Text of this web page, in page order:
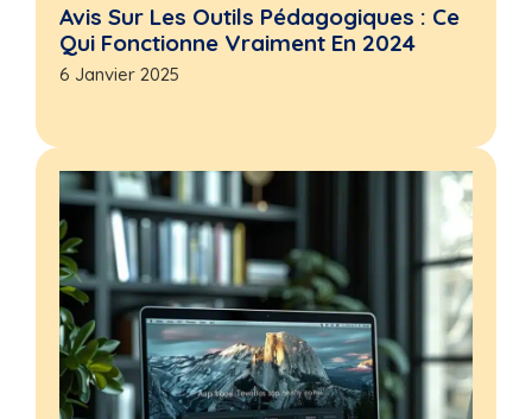
Avis Sur Les Outils Pédagogiques : Ce
Qui Fonctionne Vraiment En 2024
6 Janvier 2025